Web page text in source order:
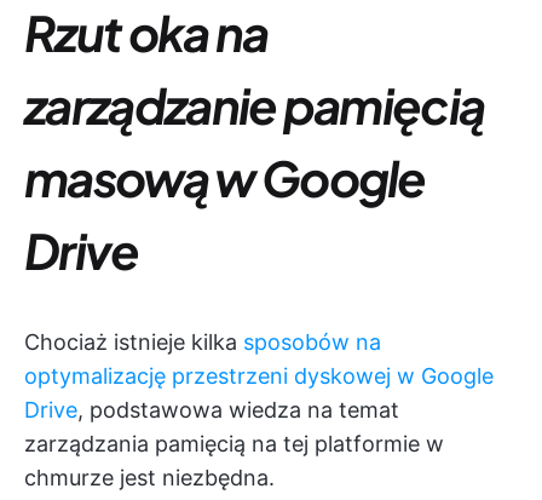
Rzut oka na
zarządzanie pamięcią
masową w Google
Drive
Chociaż istnieje kilka sposobów na
optymalizację przestrzeni dyskowej w Google
Drive, podstawowa wiedza na temat
zarządzania pamięcią na tej platformie w
chmurze jest niezbędna.